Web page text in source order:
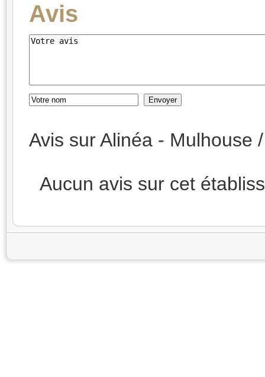
Avis
Avis sur Alinéa - Mulhouse
Aucun avis sur cet